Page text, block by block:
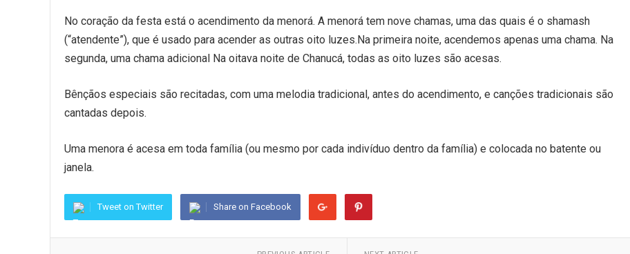
No coração da festa está o acendimento da menorá. A menorá tem nove chamas, uma das quais é o shamash
(“atendente”), que é usado para acender as outras oito luzes.Na primeira noite, acendemos apenas uma chama. Na
segunda, uma chama adicional Na oitava noite de Chanucá, todas as oito luzes são acesas.
Bênçãos especiais são recitadas, com uma melodia tradicional, antes do acendimento, e canções tradicionais são
cantadas depois.
Uma menora é acesa em toda família (ou mesmo por cada indivíduo dentro da família) e colocada no batente ou
janela.
Tweet on Twitter Share on Facebook